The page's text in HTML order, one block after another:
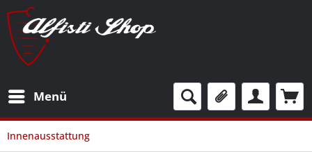
Menü
Innenausstattung